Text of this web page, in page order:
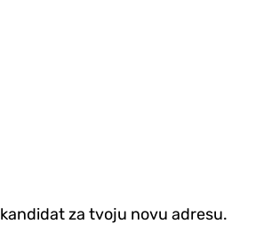
za tvoju novu adresu.